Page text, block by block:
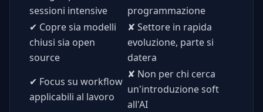
sessioni intensive
programmazione
✔ Copre sia modelli
chiusi sia open
source
✘ Settore in rapida
evoluzione, parte si
datera
✔ Focus su workflow
applicabili al lavoro
✘ Non per chi cerca
un'introduzione soft
all'AI